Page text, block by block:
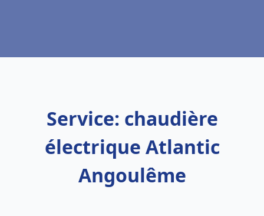
Service: chaudière
électrique Atlantic
Angoulême